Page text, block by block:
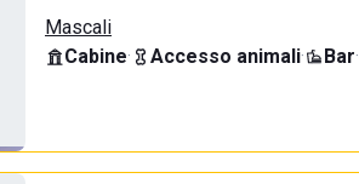
Mascali
Cabine· Accesso animali· Bar·